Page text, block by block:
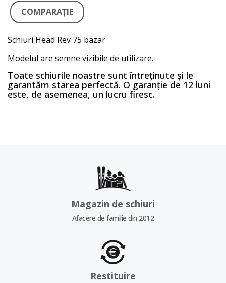
COMPARAŢIE
Schiuri Head Rev 75 bazar
Modelul are semne vizibile de utilizare.
Toate schiurile noastre sunt întreținute și le
garantăm starea perfectă. O garanție de 12 luni
este, de asemenea, un lucru firesc.
Magazin de schiuri
Afacere de familie din 2012
Restituire